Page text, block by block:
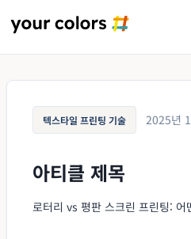
텍스타일 프린팅 기술 2025년
아티클 제목
로터리 vs 평판 스크린 프린팅: 어